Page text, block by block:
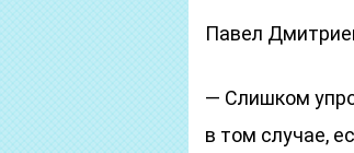
Павел
— Слишком
в том случае,